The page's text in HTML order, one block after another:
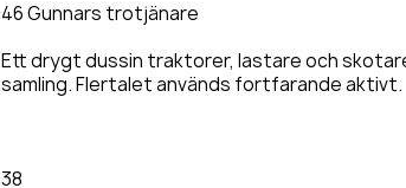
46 Gunnars trotjänare
Ett drygt dussin traktorer, lastare och
samling. Flertalet används fortfarande aktivt.
38